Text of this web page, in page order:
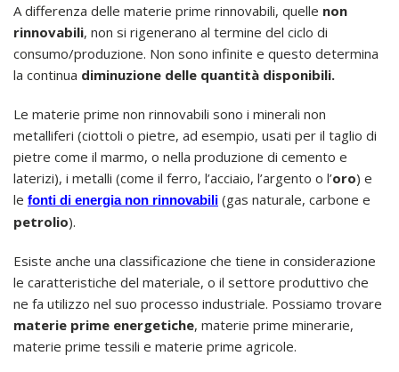
A differenza delle materie prime rinnovabili, quelle non
rinnovabili, non si rigenerano al termine del ciclo di
consumo/produzione. Non sono infinite e questo determina
la continua diminuzione delle quantità disponibili.
Le materie prime non rinnovabili sono i minerali non
metalliferi (ciottoli o pietre, ad esempio, usati per il taglio di
pietre come il marmo, o nella produzione di cemento e
laterizi), i metalli (come il ferro, l’acciaio, l’argento o l’oro) e
le fonti di energia non rinnovabili (gas naturale, carbone e
petrolio).
Esiste anche una classificazione che tiene in considerazione
le caratteristiche del materiale, o il settore produttivo che
ne fa utilizzo nel suo processo industriale. Possiamo trovare
materie prime energetiche, materie prime minerarie,
materie prime tessili e materie prime agricole.